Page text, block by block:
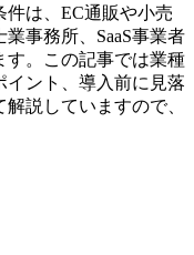
は、EC通販や小売
事務所、SaaS事業者
す。この記事では業種
イント、導入前に見落
説していますので、